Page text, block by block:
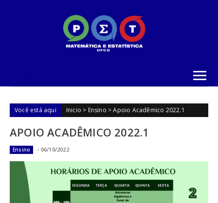
Você está aqui Inicio > Ensino >Apoio Acadêmico 2022.1
APOIO ACADÊMICO 2022.1
Ensino - 06/10/2022